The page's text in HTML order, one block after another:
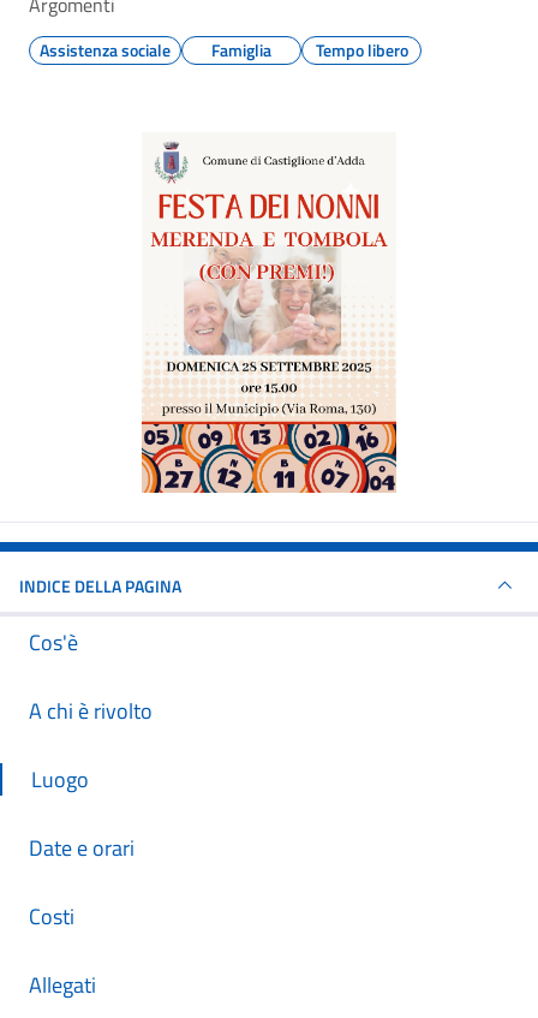
Assistenza sociale Famiglia Tempo libero
INDICE DELLA PAGINA
Cos'è
A chi è rivolto
Luogo
Date e orari
Costi
Allegati